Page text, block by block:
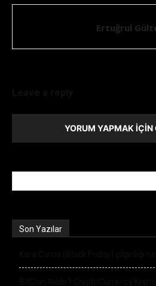
Ertuğrul
YORUM YAPMAK İÇIN
Son Yazılar